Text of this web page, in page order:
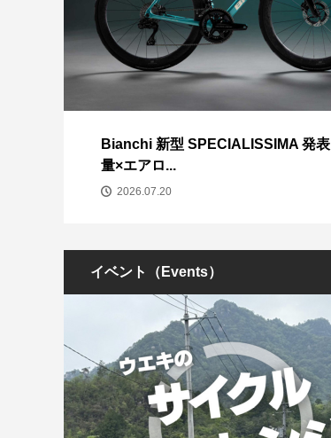
場！
Bianchi 新型 SPECIALISSIMA 発
量×エアロ...
2026.07.20
イベント（Events）